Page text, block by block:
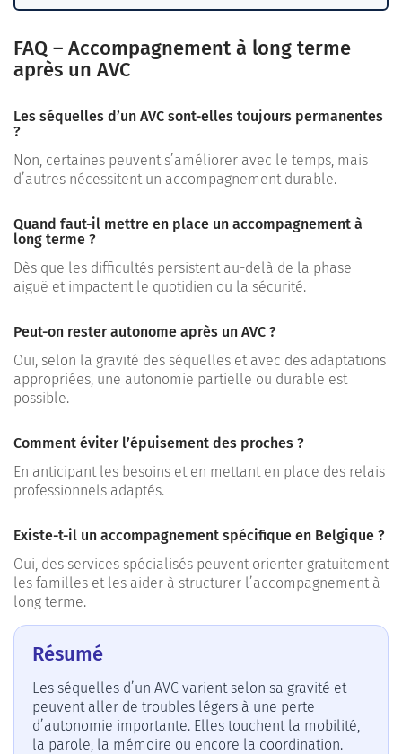
FAQ – Accompagnement à long terme
après un AVC
Les séquelles d’un AVC sont-elles toujours permanentes
?
Non, certaines peuvent s’améliorer avec le temps, mais
d’autres nécessitent un accompagnement durable.
Quand faut-il mettre en place un accompagnement à
long terme ?
Dès que les difficultés persistent au-delà de la phase
aiguë et impactent le quotidien ou la sécurité.
Peut-on rester autonome après un AVC ?
Oui, selon la gravité des séquelles et avec des adaptations
appropriées, une autonomie partielle ou durable est
possible.
Comment éviter l’épuisement des proches ?
En anticipant les besoins et en mettant en place des relais
professionnels adaptés.
Existe-t-il un accompagnement spécifique en Belgique ?
Oui, des services spécialisés peuvent orienter gratuitement
les familles et les aider à structurer l’accompagnement à
long terme.
Résumé
Les séquelles d’un AVC varient selon sa gravité et
peuvent aller de troubles légers à une perte
d’autonomie importante. Elles touchent la mobilité,
la parole, la mémoire ou encore la coordination.